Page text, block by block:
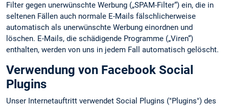
Filter gegen unerwünschte Werbung („SPAM-Filter“) ein, die in
seltenen Fällen auch normale E-Mails fälschlicherweise
automatisch als unerwünschte Werbung einordnen und
löschen. E-Mails, die schädigende Programme („Viren“)
enthalten, werden von uns in jedem Fall automatisch gelöscht.
Verwendung von Facebook Social
Plugins
Unser Internetauftritt verwendet Social Plugins ("Plugins") des